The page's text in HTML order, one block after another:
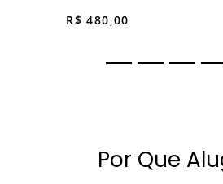
R$ 480,00
Por Que